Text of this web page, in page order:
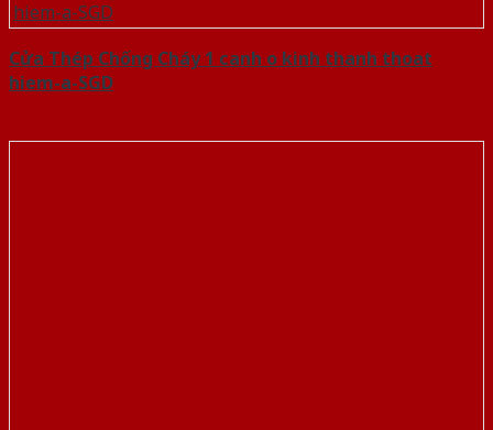
Cửa Thép Chống Cháy 1 canh o kinh thanh thoat
hiem-a-SGD